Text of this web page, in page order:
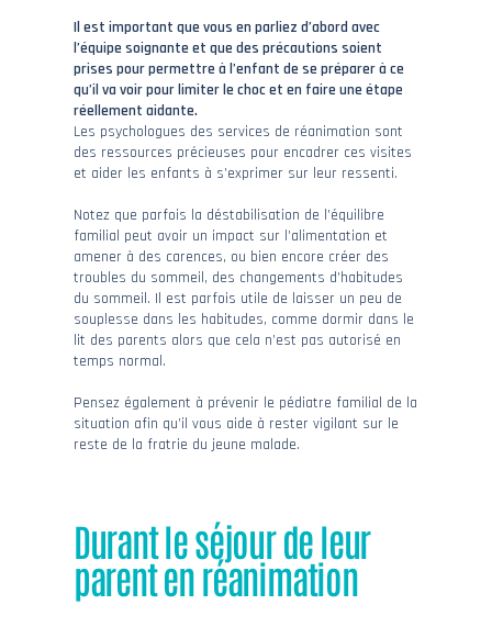
Il est important que vous en parliez d’abord avec
l’équipe soignante et que des précautions soient
prises pour permettre à l’enfant de se préparer à ce
qu’il va voir pour limiter le choc et en faire une étape
réellement aidante.
Les psychologues des services de réanimation sont
des ressources précieuses pour encadrer ces visites
et aider les enfants à s’exprimer sur leur ressenti.
Notez que parfois la déstabilisation de l’équilibre
familial peut avoir un impact sur l’alimentation et
amener à des carences, ou bien encore créer des
troubles du sommeil, des changements d’habitudes
du sommeil. Il est parfois utile de laisser un peu de
souplesse dans les habitudes, comme dormir dans le
lit des parents alors que cela n’est pas autorisé en
temps normal.
Pensez également à prévenir le pédiatre familial de la
situation afin qu’il vous aide à rester vigilant sur le
reste de la fratrie du jeune malade.
Durant le séjour de leur
parent en réanimation